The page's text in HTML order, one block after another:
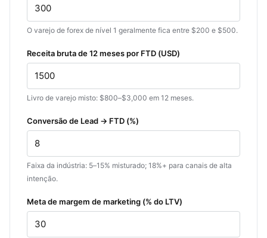
O varejo de forex de nível 1 geralmente fica entre $200 e $500.
Receita bruta de 12 meses por FTD (USD)
Livro de varejo misto: $800–$3,000 em 12 meses.
Conversão de Lead → FTD (%)
Faixa da indústria: 5–15% misturado; 18%+ para canais de alta
intenção.
Meta de margem de marketing (% do LTV)